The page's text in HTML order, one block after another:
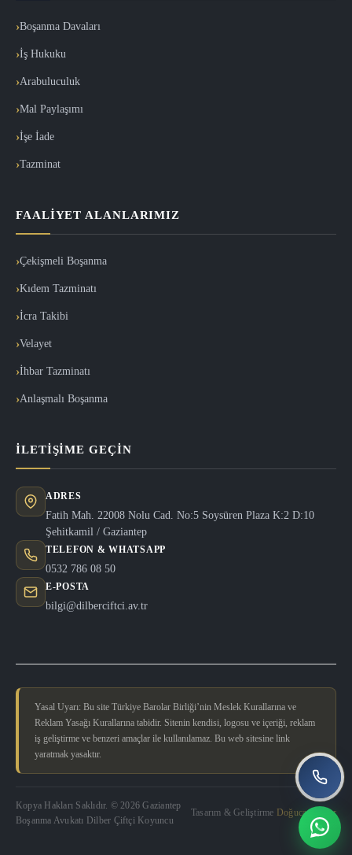
Boşanma Davaları
İş Hukuku
Arabuluculuk
Mal Paylaşımı
İşe İade
Tazminat
FAALIYET ALANLARIMIZ
Çekişmeli Boşanma
Kıdem Tazminatı
İcra Takibi
Velayet
İhbar Tazminatı
Anlaşmalı Boşanma
İLETIŞIME GEÇIN
ADRES
Fatih Mah. 22008 Nolu Cad. No:5 Soysüren Plaza K:2 D:10
Şehitkamil / Gaziantep
TELEFON & WHATSAPP
0532 786 08 50
E-POSTA
bilgi@dilberciftci.av.tr
Yasal Uyarı: Bu site Türkiye Barolar Birliği’nin Meslek Kurallarına ve
Reklam Yasağı Kurallarına tabidir. Sitenin kendisi, logosu ve içeriği, reklam
iş geliştirme ve benzeri amaçlar ile kullanılamaz. Bu web sitesine link
yaratmak yasaktır.
Kopya Hakları Saklıdır. © 2026 Gaziantep
Boşanma Avukatı Dilber Çiftçi Koyuncu
Tasarım & Geliştirme Doğucan Güler